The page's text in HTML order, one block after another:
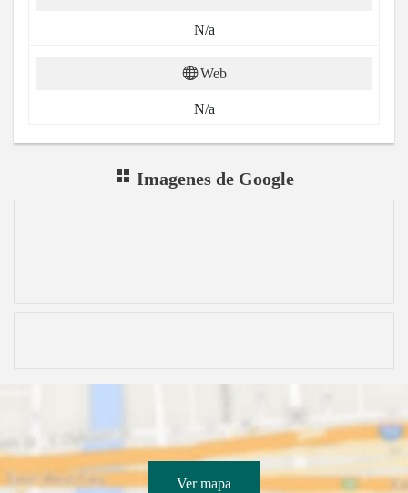
N/a
Web
N/a
Imagenes de Google
Ver mapa